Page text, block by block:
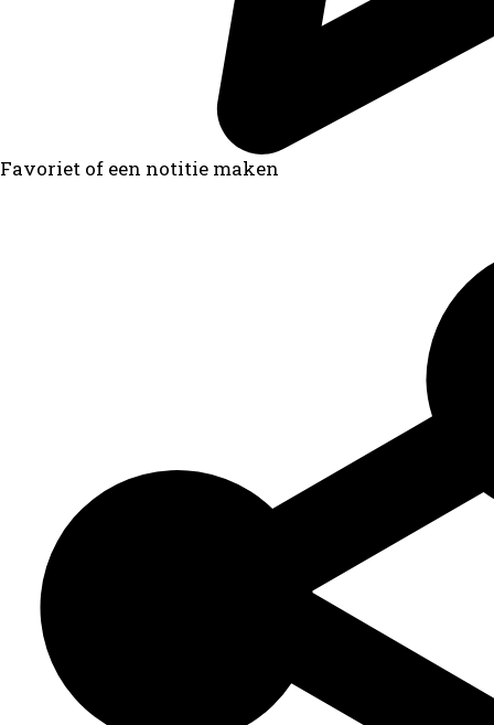
Favoriet of een notitie maken